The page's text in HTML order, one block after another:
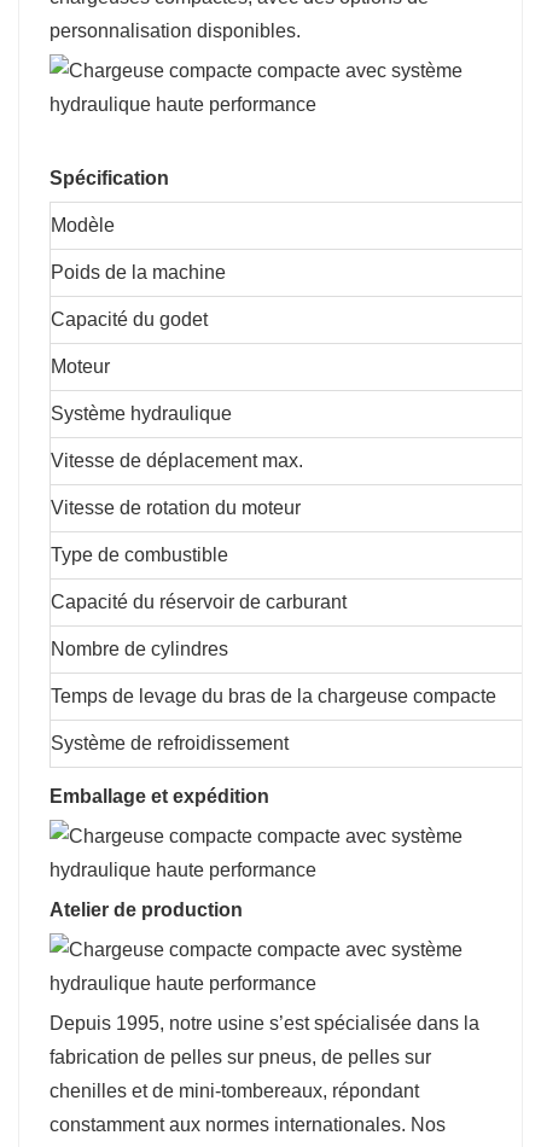
personnalisation disponibles.
Spécification
Modèle
Poids de la machine
Capacité du godet
Moteur
Système hydraulique
Vitesse de déplacement max.
Vitesse de rotation du moteur
Type de combustible
Capacité du réservoir de carburant
Nombre de cylindres
Temps de levage du bras de la chargeuse compacte
Système de refroidissement
Emballage et expédition
Atelier de production
Depuis 1995, notre usine s’est spécialisée dans la
fabrication de pelles sur pneus, de pelles sur
chenilles et de mini-tombereaux, répondant
constamment aux normes internationales. Nos